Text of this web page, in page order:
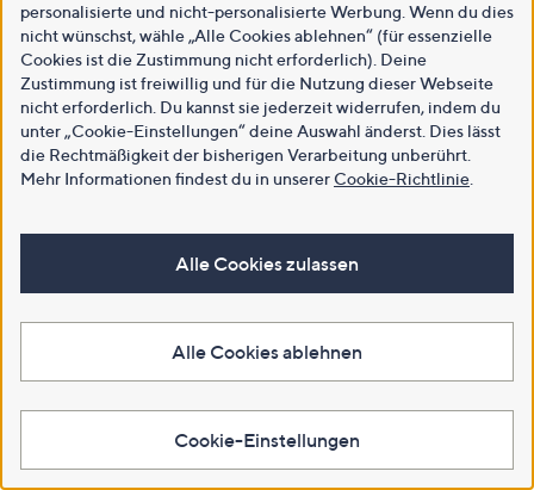
personalisierte und nicht-personalisierte Werbung. Wenn du dies
nicht wünschst, wähle „Alle Cookies ablehnen“ (für essenzielle
Cookies ist die Zustimmung nicht erforderlich). Deine
Zustimmung ist freiwillig und für die Nutzung dieser Webseite
nicht erforderlich. Du kannst sie jederzeit widerrufen, indem du
unter „Cookie-Einstellungen“ deine Auswahl änderst. Dies lässt
die Rechtmäßigkeit der bisherigen Verarbeitung unberührt.
Mehr Informationen findest du in unsererCookie-Richtlinie
Alle Cookies zulassen
Alle Cookies ablehnen
Cookie-Einstellungen